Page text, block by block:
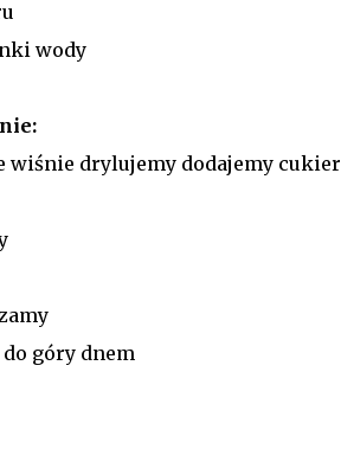
wody
wiśnie drylujemy dodajemy cukier
góry dnem